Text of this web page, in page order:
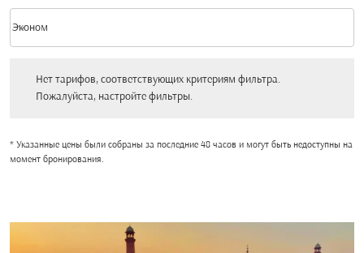
Класс option Эконом Selected
Эконом
keyboard_arrow_down
Нет тарифов, соответствующих критериям фильтра.
Пожалуйста, настройте фильтры.
* Указанные цены были собраны за последние 48 часов и могут быть недоступны на
момент бронирования.